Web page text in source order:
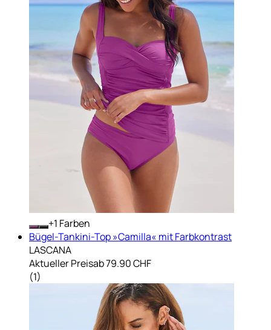
+ Farben
Bügel-Tankini-Top »Camilla« mit Farbkontrast
LASCANA
Aktueller Preisab79.90 CHF
(1)